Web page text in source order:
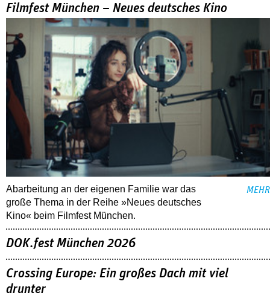
Filmfest München – Neues deutsches Kino
Abarbeitung an der eigenen Familie war das
große Thema in der Reihe »Neues deutsches
Kino« beim Filmfest München.
MEHR
DOK.fest München 2026
Crossing Europe: Ein großes Dach mit viel
drunter